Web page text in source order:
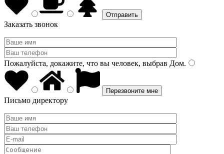
Заказать звонок
Пожалуйста, докажите, что вы человек, выбрав Дом.
Письмо директору